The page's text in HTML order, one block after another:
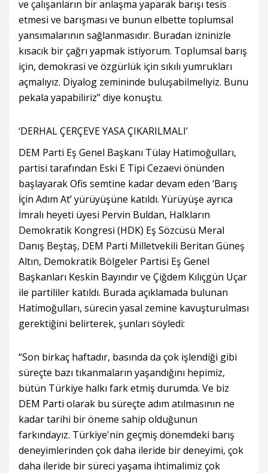
ve çalışanların bir anlaşma yaparak barışı tesis
etmesi ve barışması ve bunun elbette toplumsal
yansımalarının sağlanmasıdır. Buradan izninizle
kısacık bir çağrı yapmak istiyorum. Toplumsal barış
için, demokrasi ve özgürlük için sıkılı yumrukları
açmalıyız. Diyalog zemininde buluşabilmeliyiz. Bunu
pekala yapabiliriz” diye konuştu.
‘DERHAL ÇERÇEVE YASA ÇIKARILMALI’
DEM Parti Eş Genel Başkanı Tülay Hatimoğulları,
partisi tarafından Eski E Tipi Cezaevi önünden
başlayarak Ofis semtine kadar devam eden ‘Barış
İçin Adım At’ yürüyüşüne katıldı. Yürüyüşe ayrıca
İmralı heyeti üyesi Pervin Buldan, Halkların
Demokratik Kongresi (HDK) Eş Sözcüsü Meral
Danış Beştaş, DEM Parti Milletvekili Beritan Güneş
Altın, Demokratik Bölgeler Partisi Eş Genel
Başkanları Keskin Bayındır ve Çiğdem Kılıçgün Uçar
ile partililer katıldı. Burada açıklamada bulunan
Hatimoğulları, sürecin yasal zemine kavuşturulması
gerektiğini belirterek, şunları söyledi:
“Son birkaç haftadır, basında da çok işlendiği gibi
süreçte bazı tıkanmaların yaşandığını hepimiz,
bütün Türkiye halkı fark etmiş durumda. Ve biz
DEM Parti olarak bu süreçte adım atılmasının ne
kadar tarihi bir öneme sahip olduğunun
farkındayız. Türkiye'nin geçmiş dönemdeki barış
deneyimlerinden çok daha ileride bir deneyimi, çok
daha ileride bir süreci yaşama ihtimalimiz çok